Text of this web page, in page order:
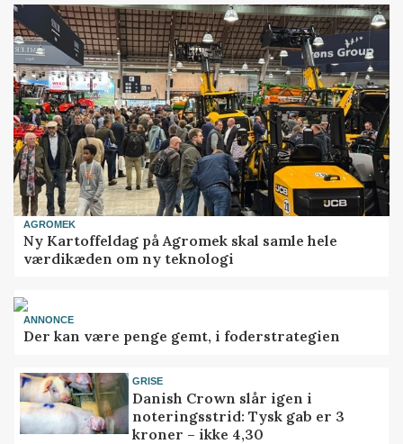
AGROMEK
Ny Kartoffeldag på Agromek skal samle hele
værdikæden om ny teknologi
ANNONCE
Der kan være penge gemt, i foderstrategien
GRISE
Danish Crown slår igen i
noteringsstrid: Tysk gab er 3
kroner – ikke 4,30